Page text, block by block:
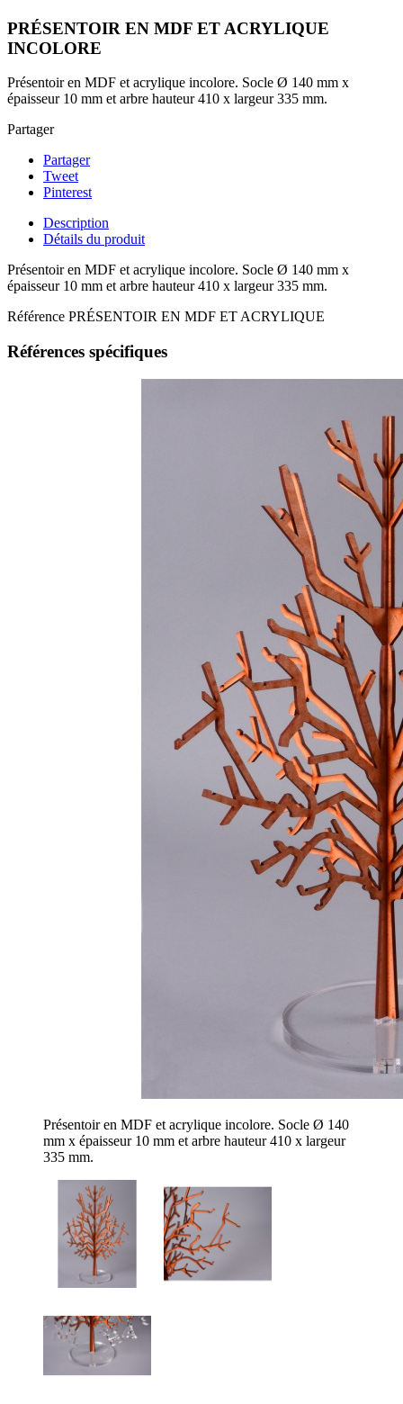
PRÉSENTOIR EN MDF ET ACRYLIQUE
INCOLORE
Présentoir en MDF et acrylique incolore. Socle Ø 140 mm x
épaisseur 10 mm et arbre hauteur 410 x largeur 335 mm.
Partager
Partager
Tweet
Pinterest
Description
Détails du produit
Présentoir en MDF et acrylique incolore. Socle Ø 140 mm x
épaisseur 10 mm et arbre hauteur 410 x largeur 335 mm.
Référence PRÉSENTOIR EN MDF ET ACRYLIQUE
Références spécifiques
Présentoir en MDF et acrylique incolore. Socle Ø 140
mm x épaisseur 10 mm et arbre hauteur 410 x largeur
335 mm.